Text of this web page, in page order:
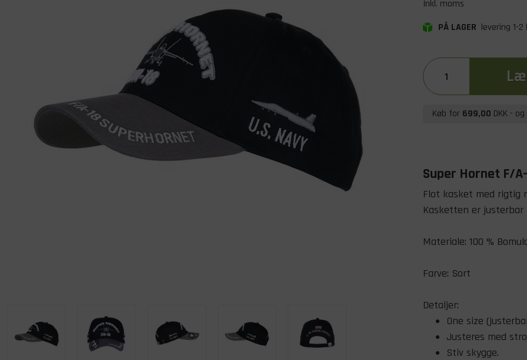
Inkl. moms
PÅ LAGER levering 1-
Køb for 699,00 DKK -
Super Hornet F/
Flot kasket med rigtig
Kasketten er
Materiale: 100 %
Farve: Sort
Detaljer:
One size
Justeres med
Stiv skygge.